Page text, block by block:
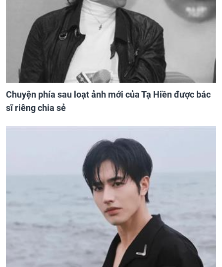
Chuyện phía sau loạt ảnh mới của Tạ Hiền được bác
sĩ riêng chia sẻ